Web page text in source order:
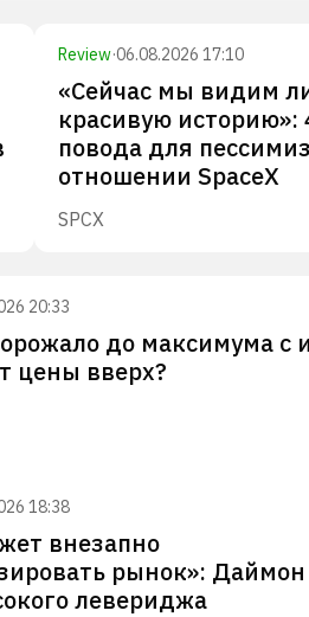
Review·06.08.2026 17:10
«Сейчас мы видим
красивую историю»:
повода для
отношении SpaceX
SPCX
20:33
до максимума с
цены вверх?
18:38
внезапно
рынок»:
левериджа